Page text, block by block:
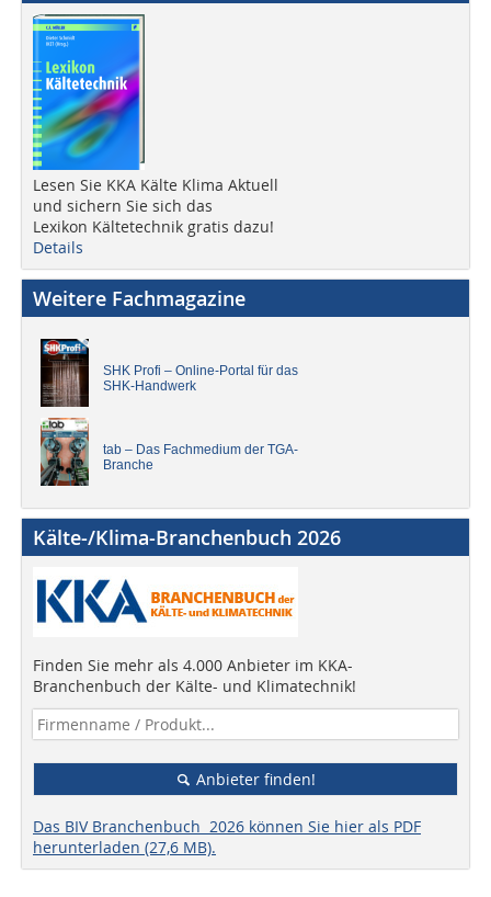
Lesen Sie KKA Kälte Klima Aktuell
und sichern Sie sich das
Lexikon Kältetechnik gratis dazu!
Details
Weitere Fachmagazine
SHK Profi – Online-Portal für das
SHK-Handwerk
tab – Das Fachmedium der TGA-
Branche
Kälte-/Klima-Branchenbuch 2026
Finden Sie mehr als 4.000 Anbieter im KKA-
Branchenbuch der Kälte- und Klimatechnik!
Anbieter finden!
Das BIV Branchenbuch 2026 können Sie hier als PDF
herunterladen (27,6 MB).